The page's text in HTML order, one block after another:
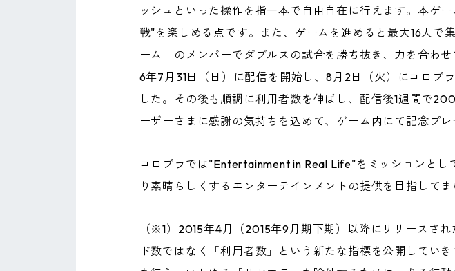
ッシュといった操作を指一本で自由自在に行えます。本ゲ
戦"を楽しめる点です。また、ゲームを進めると最大16人で
ーム」のメンバーでダブルスの試合を勝ち抜き、力を合わ
6年7月31日（日）に配信を開始し、8月2日（火）にコロ
した。その後も順調に利用者数を伸ばし、配信後1週間で
ーザーさまに感謝の気持ちを込めて、ゲーム内にて記念プ
コロプラでは"Entertainment in Real Life"をミッションと
り素晴らしくするエンターテインメントの提供を目指してま
（※1）2015年4月（2015年9月期下期）以降にリリースさ
ド数ではなく「利用者数」という新たな指標を公開してい